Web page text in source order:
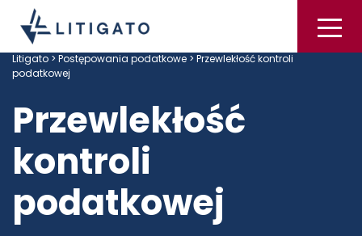
Litigato > Postępowania podatkowe > Przewlekłość kontroli
podatkowej
Przewlekłość
kontroli
podatkowej